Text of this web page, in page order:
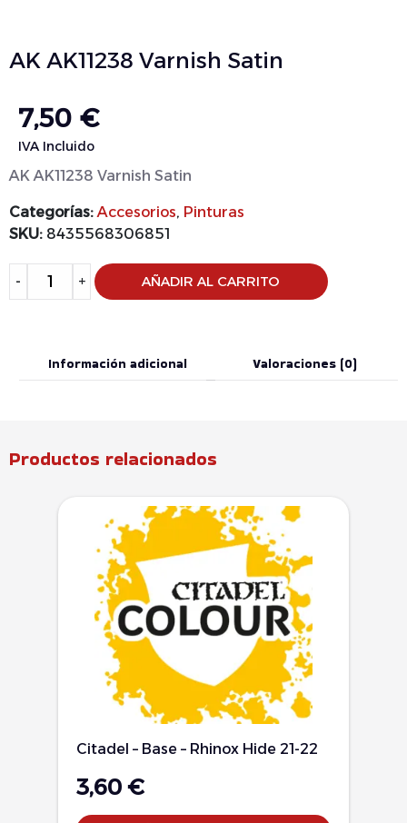
AK AK11238 Varnish Satin
7,50 €
IVA Incluido
AK AK11238 Varnish Satin
Categorías: Accesorios, Pinturas
SKU: 8435568306851
- + AÑADIR AL CARRITO
Alternative:
Información adicional Valoraciones (0)
Productos relacionados
Citadel – Base – Rhinox Hide 21-22
3,60 €